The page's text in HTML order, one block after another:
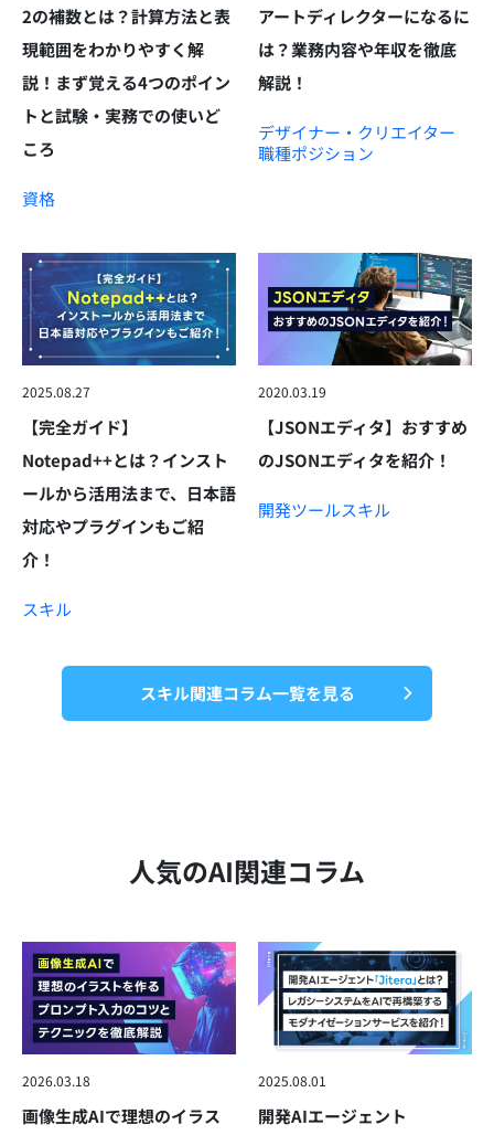
2の補数とは？計算方法と表
現範囲をわかりやすく解
説！まず覚える4つのポイン
トと試験・実務での使いど
ころ
資格
アートディレクターになるに
は？業務内容や年収を徹底
解説！
デザイナー・クリエイター
職種ポジション
2025.08.27
【完全ガイド】
Notepad++とは？インスト
ールから活用法まで、日本語
対応やプラグインもご紹
介！
スキル
2020.03.19
【JSONエディタ】おすすめ
のJSONエディタを紹介！
開発ツールスキル
スキル関連コラム一覧を見る
人気のAI関連コラム
2026.03.18
画像生成AIで理想のイラス
2025.08.01
開発AIエージェント